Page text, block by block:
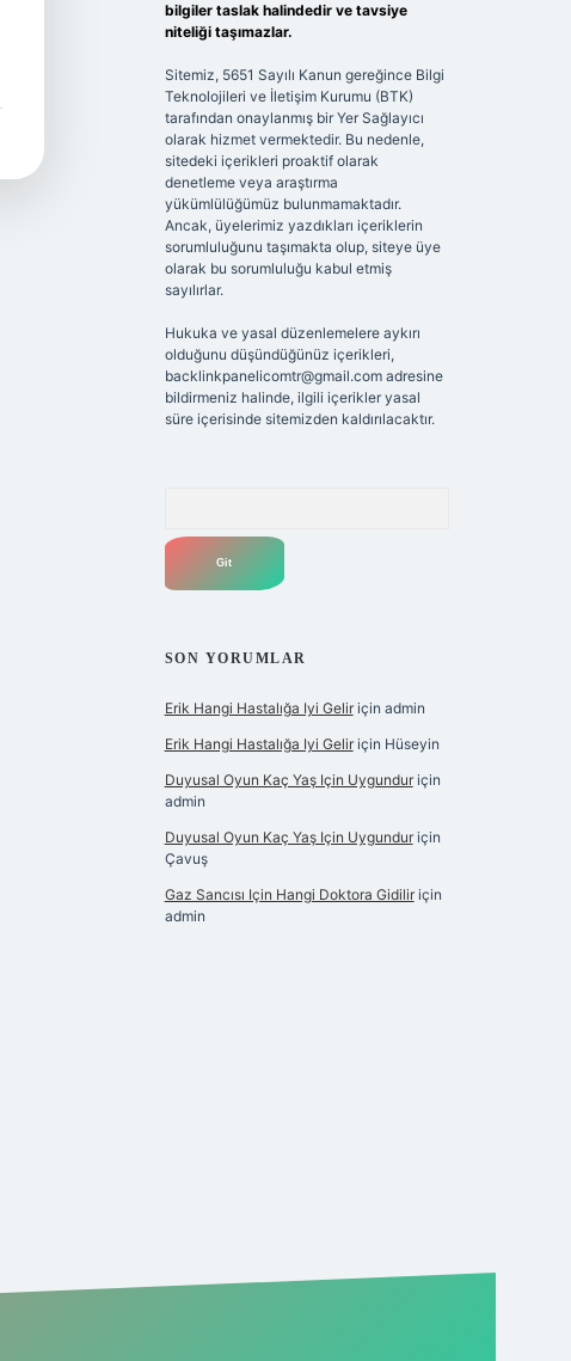
bilgiler taslak halindedir ve tavsiye
niteliği taşımazlar.
Sitemiz, 5651 Sayılı Kanun gereğince Bilgi
Teknolojileri ve İletişim Kurumu (BTK)
tarafından onaylanmış bir Yer Sağlayıcı
olarak hizmet vermektedir. Bu nedenle,
sitedeki içerikleri proaktif olarak
denetleme veya araştırma
yükümlülüğümüz bulunmamaktadır.
Ancak, üyelerimiz yazdıkları içeriklerin
sorumluluğunu taşımakta olup, siteye üye
olarak bu sorumluluğu kabul etmiş
sayılırlar.
Hukuka ve yasal düzenlemelere aykırı
olduğunu düşündüğünüz içerikleri,
backlinkpanelicomtr@gmail.comadresine
bildirmeniz halinde, ilgili içerikler yasal
süre içerisinde sitemizden kaldırılacaktır.
SON YORUMLAR
Erik Hangi Hastalığa Iyi Geliriçin admin
Erik Hangi Hastalığa Iyi Geliriçin Hüseyin
Duyusal Oyun Kaç Yaş Için Uygunduriçin
admin
Duyusal Oyun Kaç Yaş Için Uygunduriçin
Çavuş
Gaz Sancısı Için Hangi Doktora Gidiliriçin
admin